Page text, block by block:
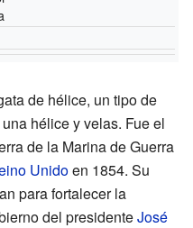
de hélice, un tipo de
hélice y velas. Fue el
de la Marina de Guerra
Unidoen 1854. Su
para fortalecer la
del presidenteJosé